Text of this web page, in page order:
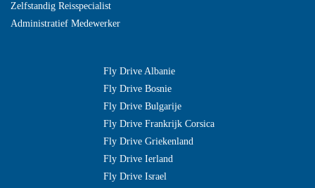
Zelfstandig Reisspecialist
Administratief Medewerker
Fly Drive Albanie
Fly Drive Bosnie
Fly Drive Bulgarije
Fly Drive Frankrijk Corsica
Fly Drive Griekenland
Fly Drive Ierland
Fly Drive Israel